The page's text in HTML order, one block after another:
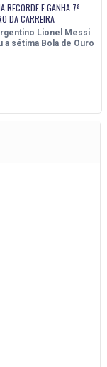
RECORDE E GANHA 7ª
DA CARREIRA
Lionel Messi
a sétima Bola de Ouro